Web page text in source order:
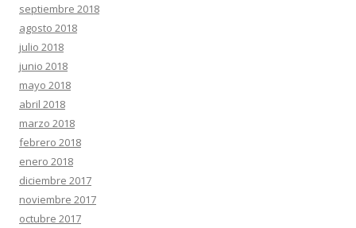
septiembre 2018
agosto 2018
julio 2018
junio 2018
mayo 2018
abril 2018
marzo 2018
febrero 2018
enero 2018
diciembre 2017
noviembre 2017
octubre 2017